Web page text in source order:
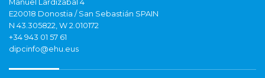
Manuel Lardizabal 4
E20018 Donostia / San Sebastián SPAIN
N 43.305822, W 2.010172
+34 943 01 57 61
dipcinfo@ehu.eus